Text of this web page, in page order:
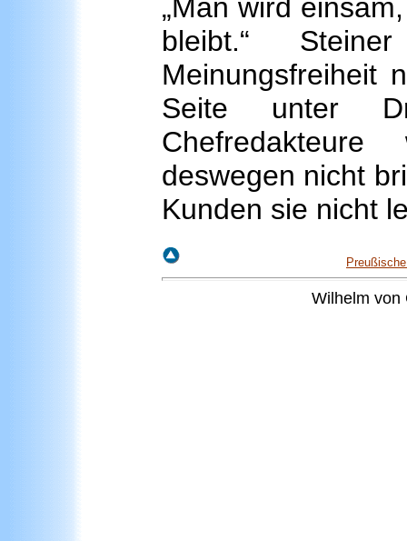
„Man wird
bleibt.“
Meinungsfreiheit
Seite unter
deswegen nicht
Kunden sie nicht
Wilhelm von